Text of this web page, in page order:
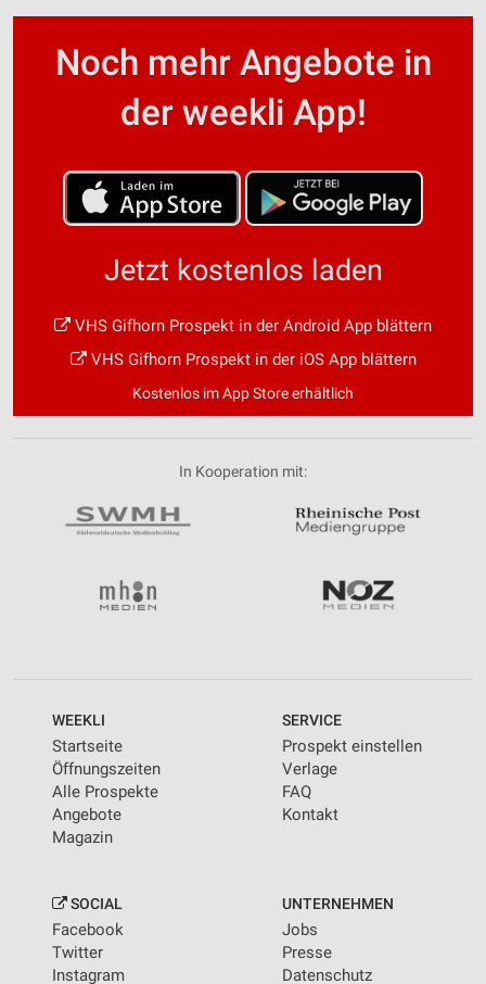
Noch mehr Angebote in
der weekli App!
Jetzt kostenlos laden
VHS Gifhorn Prospekt in der Android App blättern
VHS Gifhorn Prospekt in der iOS App blättern
Kostenlos im App Store erhältlich
In Kooperation mit:
WEEKLI
Startseite
Öffnungszeiten
Alle Prospekte
Angebote
Magazin
SERVICE
Prospekt einstellen
Verlage
FAQ
Kontakt
SOCIAL
Facebook
Twitter
Instagram
UNTERNEHMEN
Jobs
Presse
Datenschutz